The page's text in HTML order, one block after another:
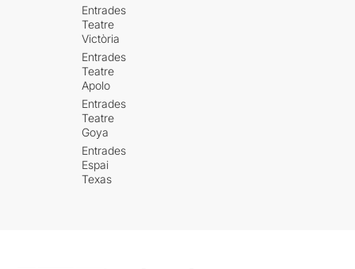
Entrades
Teatre
Victòria
Entrades
Teatre
Apolo
Entrades
Teatre
Goya
Entrades
Espai
Texas